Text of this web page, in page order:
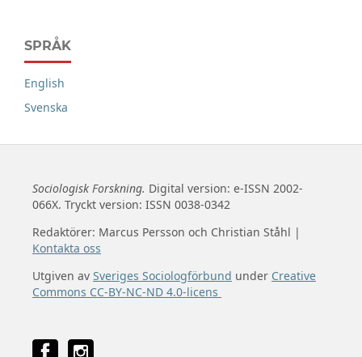
SPRÅK
English
Svenska
Sociologisk Forskning. Digital version: e-ISSN 2002-
066X. Tryckt version: ISSN 0038-0342
Redaktörer: Marcus Persson och Christian Ståhl |
Kontakta oss
Utgiven av Sveriges Sociologförbund under Creative
Commons CC-BY-NC-ND 4.0-licens